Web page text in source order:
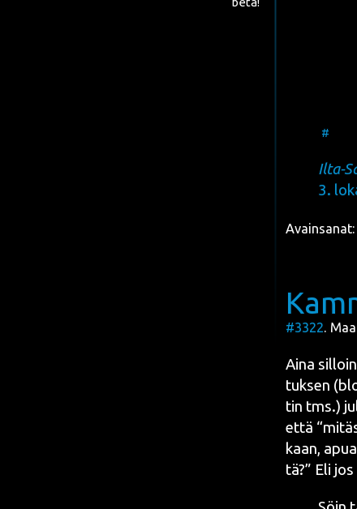
#
Ilta-
3.
Avainsanat:
#3322 .
Aina
tuk­sen
tin tms.)
että
kaan,
tä?” Eli